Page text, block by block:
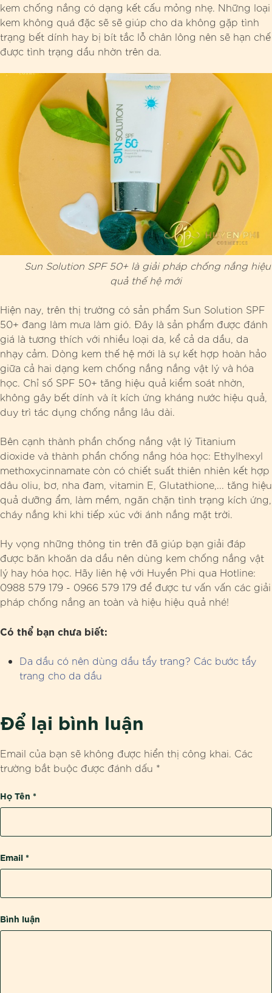
kem chống nắng có dạng kết cấu mỏng nhẹ. Những loại
kem không quá đặc sẽ sẽ giúp cho da không gặp tình
trạng bết dính hay bị bít tắc lỗ chân lông nên sẽ hạn chế
được tình trạng dầu nhờn trên da.
Sun Solution SPF 50+ là giải pháp chống nắng hiệu
quả thế hệ mới
Hiện nay, trên thị trường có sản phẩm Sun Solution SPF
50+ đang làm mưa làm gió. Đây là sản phẩm được đánh
giá là tương thích với nhiều loại da, kể cả da dầu, da
nhạy cảm. Dòng kem thế hệ mới là sự kết hợp hoàn hảo
giữa cả hai dạng kem chống nắng nắng vật lý và hóa
học. Chỉ số SPF 50+ tăng hiệu quả kiểm soát nhờn,
không gây bết dính và ít kích ứng kháng nước hiệu quả,
duy trì tác dụng chống nắng lâu dài.
Bên cạnh thành phần chống nắng vật lý Titanium
dioxide và thành phần chống nắng hóa học: Ethylhexyl
methoxycinnamate còn có chiết suất thiên nhiên kết hợp
dâu oliu, bơ, nha đam, vitamin E, Glutathione,... tăng hiệu
quả dưỡng ẩm, làm mềm, ngăn chặn tình trạng kích ứng,
cháy nắng khi khi tiếp xúc với ánh nắng mặt trời.
Hy vọng những thông tin trên đã giúp bạn giải đáp
được băn khoăn da dầu nên dùng kem chống nắng vật
lý hay hóa học. Hãy liên hệ với Huyền Phi qua Hotline:
0988 579 179 - 0966 579 179 để được tư vấn vấn các giải
pháp chống nắng an toàn và hiệu hiệu quả nhé!
Có thể bạn chưa biết:
Da dầu có nên dùng dầu tẩy trang? Các bước tẩy
trang cho da dầu
Để lại bình luận
Email của bạn sẽ không được hiển thị công khai. Các
trường bắt buộc được đánh dấu *
Bình luận
Họ Tên *
Email *